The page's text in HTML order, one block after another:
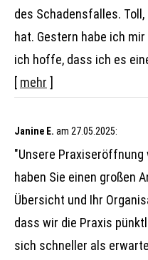
des Schadensfalles.
hat. Gestern habe ich
ich hoffe, dass ich es
[ mehr ]
Janine E. am 27.05.2025:
"Unsere Praxiseröffnung
haben Sie einen großen
Übersicht und Ihr
dass wir die Praxis
sich schneller als